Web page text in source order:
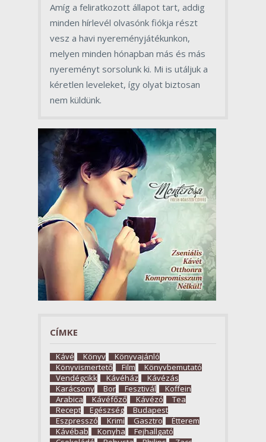
Amíg a feliratkozott állapot tart, addig
minden hírlevél olvasónk fiókja részt
vesz a havi nyereményjátékunkon,
melyen minden hónapban más és más
nyereményt sorsolunk ki. Mi is utáljuk a
kéretlen leveleket, így olyat biztosan
nem küldünk.
CÍMKE
Kávé Könyv
Könyvajánló
Könyvismertető
Film
Könyvbemutató
Vendégcikk
Kávéház
Kávézás
Karácsony
Bor Fesztivál
Koffein
Arabica
Kávéfőző Kávézó
Tea
Recept
Egészség
Budapest
Eszpresszó
Krimi Gasztro
Étterem
Kávébab
Konyha
Fejhallgató